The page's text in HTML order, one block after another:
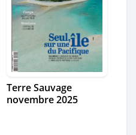
Terre Sauvage
novembre 2025